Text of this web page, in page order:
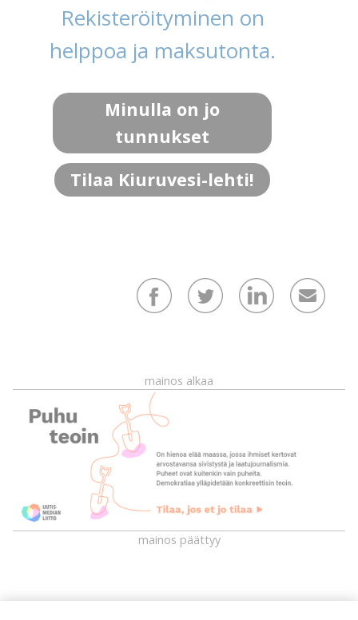
Rekisteröityminen on
helppoa ja maksutonta.
Minulla on jo
tunnukset
Tilaa Kiuruvesi-lehti!
mainos alkaa
mainos päättyy